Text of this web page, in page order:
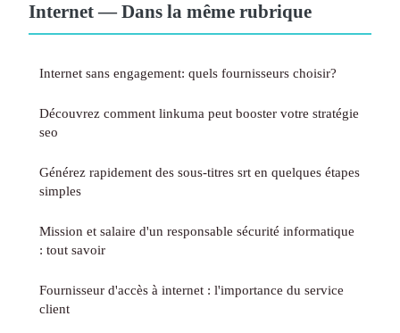
Internet — Dans la même rubrique
Internet sans engagement: quels fournisseurs choisir?
Découvrez comment linkuma peut booster votre stratégie
seo
Générez rapidement des sous-titres srt en quelques étapes
simples
Mission et salaire d'un responsable sécurité informatique
: tout savoir
Fournisseur d'accès à internet : l'importance du service
client